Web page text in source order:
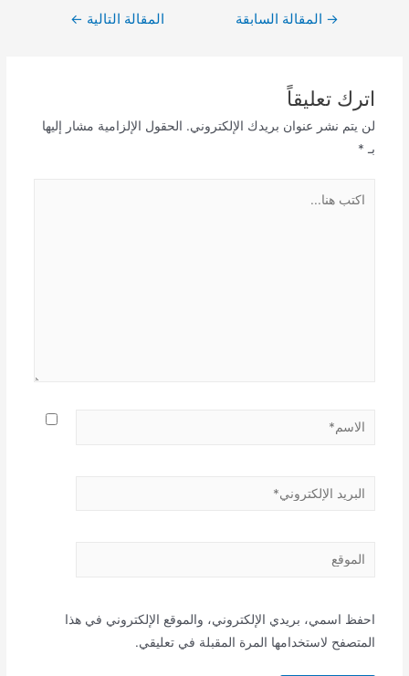
تصفّح→ المقالة السابقة المقالة التالية ←
اترك تعليقاً
لن يتم نشر عنوان بريدك الإلكتروني. الحقول الإلزامية مشار إليها
بـ *
الاسم*
البريد
الموقع
احفظ اسمي، بريدي الإلكتروني، والموقع الإلكتروني في هذا
المتصفح لاستخدامها المرة المقبلة في تعليقي.